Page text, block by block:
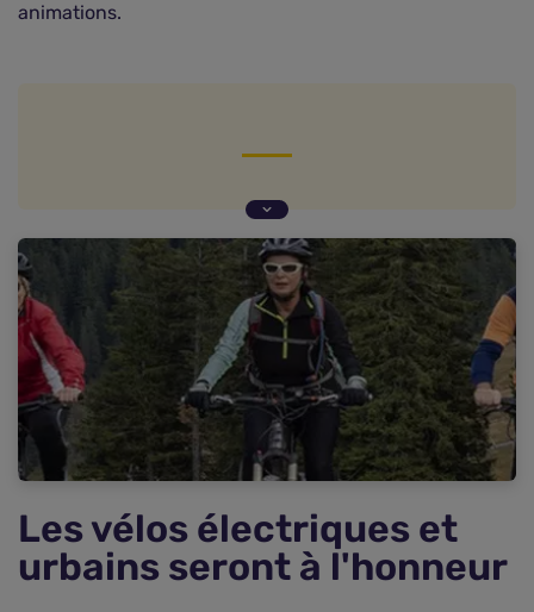
animations.
De nombreuses animations proposées
Les vélos électriques et
urbains seront à l'honneur